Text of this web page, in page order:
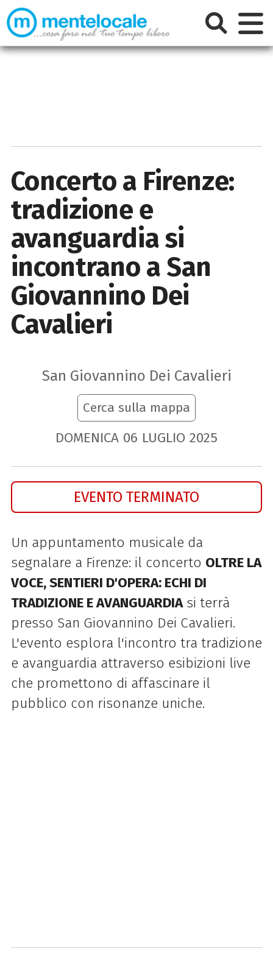
Concerto a Firenze:
tradizione e
avanguardia si
incontrano a San
Giovannino Dei
Cavalieri
San Giovannino Dei Cavalieri
Cerca sulla mappa
DOMENICA 06 LUGLIO 2025
EVENTO TERMINATO
Un appuntamento musicale da
segnalare a Firenze: il concerto OLTRE LA
VOCE, SENTIERI D'OPERA: ECHI DI
TRADIZIONE E AVANGUARDIAsi terrà
presso San Giovannino Dei Cavalieri.
L'evento esplora l'incontro tra tradizione
e avanguardia attraverso esibizioni live
che promettono di affascinare il
pubblico con risonanze uniche.